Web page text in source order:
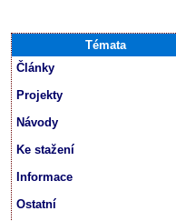
Témata
Články
Projekty
Návody
Ke stažení
Informace
Ostatní